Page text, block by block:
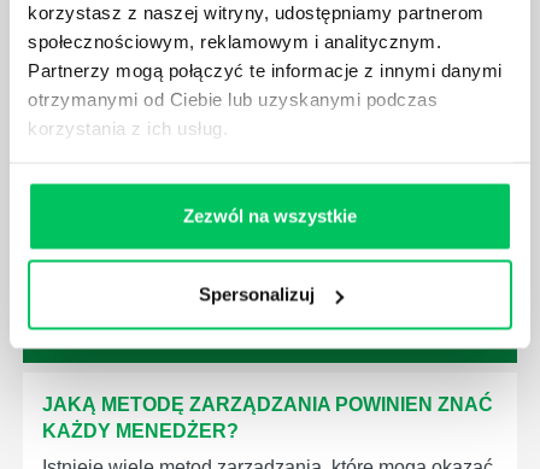
korzystasz z naszej witryny, udostępniamy partnerom
społecznościowym, reklamowym i analitycznym.
Partnerzy mogą połączyć te informacje z innymi danymi
otrzymanymi od Ciebie lub uzyskanymi podczas
korzystania z ich usług.
Zezwól na wszystkie
Spersonalizuj
JAK BRYGADZISTA MOŻE ROZWINĄĆ SWOJE
KOMPETENCJE MENEDŻERSKIE?
firmie. Osoba je pełniąca jest w pełni odpowiedzialna
za realizację działań podległych mu osób oraz
JAKĄ METODĘ ZARZĄDZANIA POWINIEN ZNAĆ
KAŻDY MENEDŻER?